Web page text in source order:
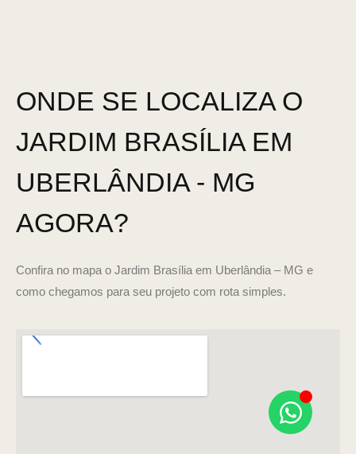
ONDE SE LOCALIZA O
JARDIM BRASÍLIA EM
UBERLÂNDIA - MG
AGORA?
Confira no mapa o Jardim Brasília em Uberlândia – MG e
como chegamos para seu projeto com rota simples.